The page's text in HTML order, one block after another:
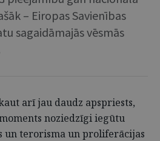
– Eiropas Savienības
sagaidāmajās vēsmās
arī jau daudz apspriests,
noziedzīgi iegūtu
un terorisma un proliferācijas